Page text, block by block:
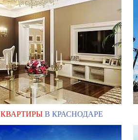
КВАРТИРЫ В КРАСНОДАРЕ